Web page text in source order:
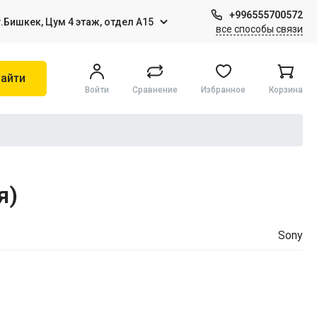
Цум 4 этаж, отдел А15
+996555700572
все способы связи
реальность
Войти Сравнение Избранное Корзина
Sony